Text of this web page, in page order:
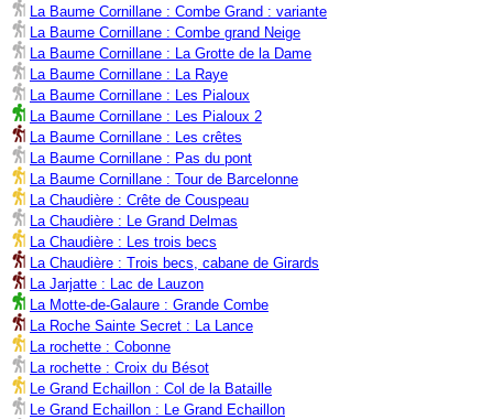
La Baume Cornillane : Combe Grand : variante
La Baume Cornillane : Combe grand Neige
La Baume Cornillane : La Grotte de la Dame
La Baume Cornillane : La Raye
La Baume Cornillane : Les Pialoux
La Baume Cornillane : Les Pialoux 2
La Baume Cornillane : Les crêtes
La Baume Cornillane : Pas du pont
La Baume Cornillane : Tour de Barcelonne
La Chaudière : Crête de Couspeau
La Chaudière : Le Grand Delmas
La Chaudière : Les trois becs
La Chaudière : Trois becs, cabane de Girards
La Jarjatte : Lac de Lauzon
La Motte-de-Galaure : Grande Combe
La Roche Sainte Secret : La Lance
La rochette : Cobonne
La rochette : Croix du Bésot
Le Grand Echaillon : Col de la Bataille
Le Grand Echaillon : Le Grand Echaillon